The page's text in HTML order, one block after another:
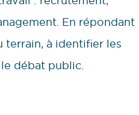
En répondant
terrain, à identifier les
débat public.